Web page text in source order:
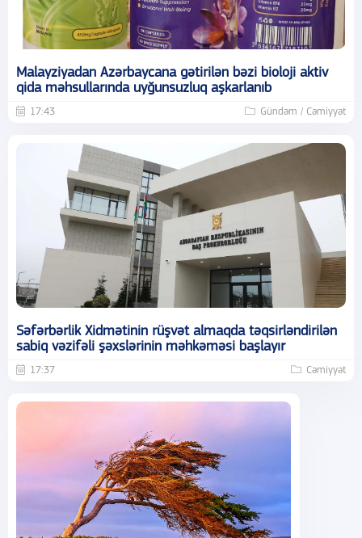
Malayziyadan Azərbaycana gətirilən bəzi bioloji aktiv
qida məhsullarında uyğunsuzluq aşkarlanıb
17:43 Gündəm / Cəmiyyət
Səfərbərlik Xidmətinin rüşvət almaqda təqsirləndirilən
sabiq vəzifəli şəxslərinin məhkəməsi başlayır
17:37 Cəmiyyət